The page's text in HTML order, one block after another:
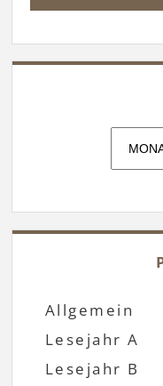
Archiv
Allgemein
Lesejahr A
Lesejahr B